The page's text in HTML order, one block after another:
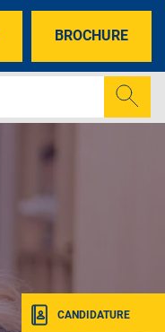
BROCHURE
CANDIDATURE